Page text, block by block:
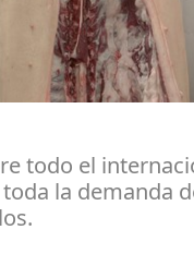
todo el
la demanda